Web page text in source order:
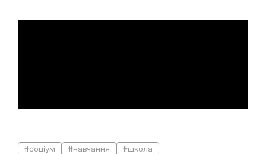
#соціум #навчання #школа